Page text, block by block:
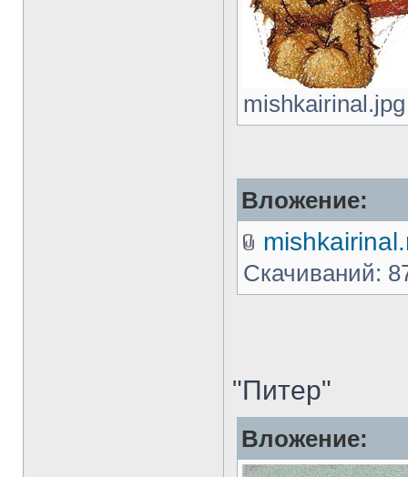
Вложение:
Скачиваний:
"Питер"
Вложение: